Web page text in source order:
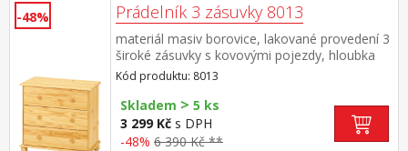
-48% Prádelník 3 zásuvky 8013
materiál masiv borovice, lakované provedení 3
široké zásuvky s kovovými pojezdy, hloubka
zásuvky 33,5 cm
Kód produktu: 8013
Skladem > 5 ks
3 299 Kč s DPH
-48% 6 390 Kč **